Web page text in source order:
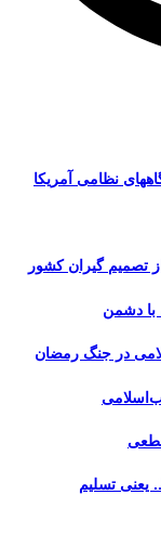
نظامی آمریکا
تصمیم گیران کشور
با دشمن
در جنگ رمضان
یعنی تسلیم